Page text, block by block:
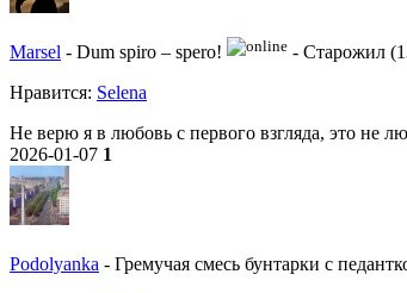
Marsel - Dum spiro – spero! - Старожил
Нравитcя: Selena
Не верю я в любовь с первого взгляда, это не
2026-01-07 1
Podolyanka - Гремучая смесь бунтарки с